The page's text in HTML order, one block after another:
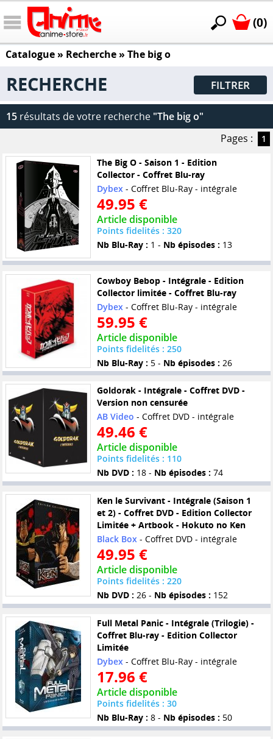
(0)
Catalogue» Recherche » The big o
RECHERCHE FILTRER
15 résultats de votre recherche "The big o"
Pages :
1
The Big O - Saison 1 - Edition
Collector - Coffret Blu-ray
Dybex- Coffret Blu-Ray - intégrale
49.95 €
Article disponible
Points fidelités : 320
Nb Blu-Ray : 1 - Nb épisodes : 13
Cowboy Bebop - Intégrale - Edition
Collector limitée - Coffret Blu-ray
Dybex - Coffret Blu-Ray - intégrale
59.95 €
Article disponible
Points fidelités : 250
Nb Blu-Ray : 5 - Nb épisodes : 26
Goldorak - Intégrale - Coffret DVD -
Version non censurée
AB Video - Coffret DVD - intégrale
49.46 €
Article disponible
Points fidelités : 110
Nb DVD : 18 - Nb épisodes : 74
Ken le Survivant - Intégrale (Saison 1
et 2) - Coffret DVD - Edition Collector
Limitée + Artbook - Hokuto no Ken
Black Box- Coffret DVD - intégrale
49.95 €
Article disponible
Points fidelités : 220
Nb DVD : 26 - Nb épisodes : 152
Full Metal Panic - Intégrale (Trilogie) -
Coffret Blu-ray - Edition Collector
Limitée
Dybex- Coffret Blu-Ray - intégrale
17.96 €
Article disponible
Points fidelités : 30
Nb Blu-Ray : 8 - Nb épisodes : 50